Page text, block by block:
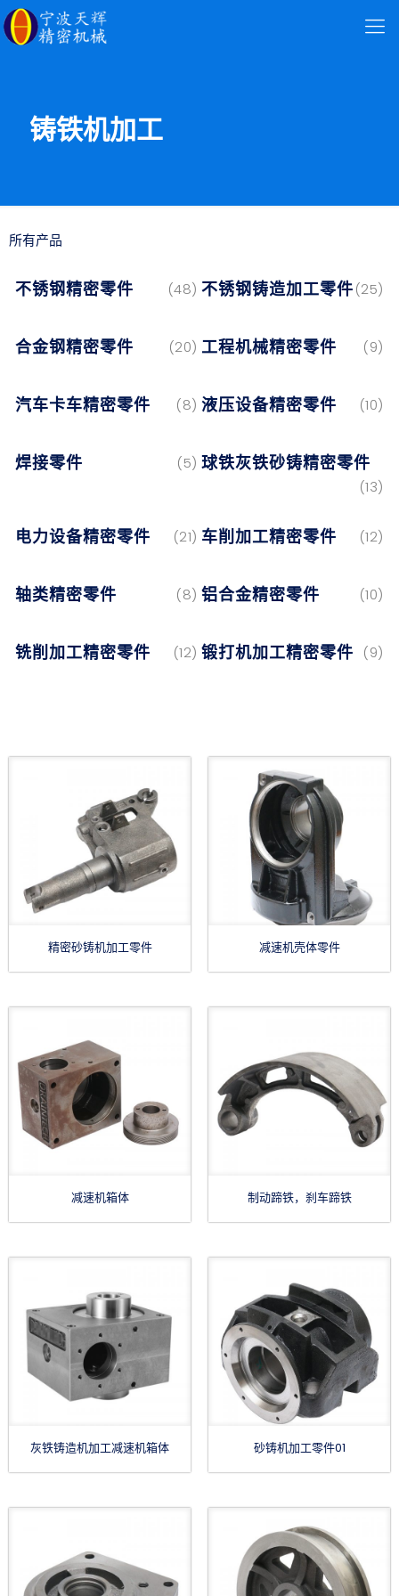
铸铁机加工
所有产品
不锈钢精密零件 (48) 不锈钢铸造加工零件(25)
合金钢精密零件 (20) 工程机械精密零件 (9)
汽车卡车精密零件 (8) 液压设备精密零件 (10)
焊接零件 (5) 球铁灰铁砂铸精密零件
(13)
电力设备精密零件 (21) 车削加工精密零件 (12)
轴类精密零件 (8) 铝合金精密零件 (10)
铣削加工精密零件 (12) 锻打机加工精密零件 (9)
精密砂铸机加工零件 减速机壳体零件
减速机箱体 制动蹄铁，刹车蹄铁
灰铁铸造机加工减速机箱体 砂铸机加工零件01